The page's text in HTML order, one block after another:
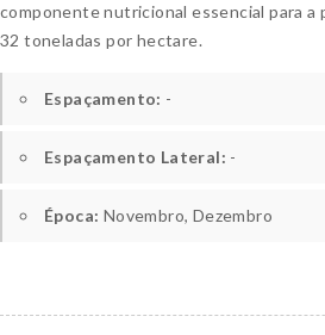
componente nutricional essencial para a
32 toneladas por hectare.
Espaçamento: -
Espaçamento Lateral: -
Época: Novembro, Dezembro